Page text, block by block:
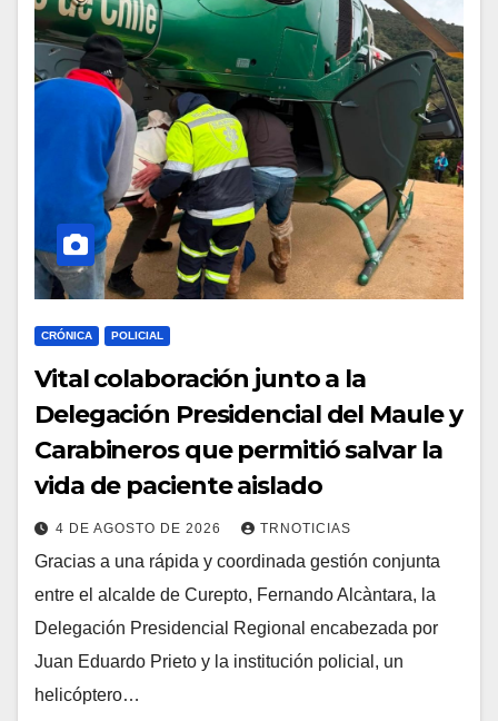
CRÓNICA POLICIAL
Vital colaboración junto a la
Delegación Presidencial del Maule y
Carabineros que permitió salvar la
vida de paciente aislado
4 DE AGOSTO DE 2026 TRNOTICIAS
Gracias a una rápida y coordinada gestión conjunta
entre el alcalde de Curepto, Fernando Alcàntara, la
Delegación Presidencial Regional encabezada por
Juan Eduardo Prieto y la institución policial, un
helicóptero…